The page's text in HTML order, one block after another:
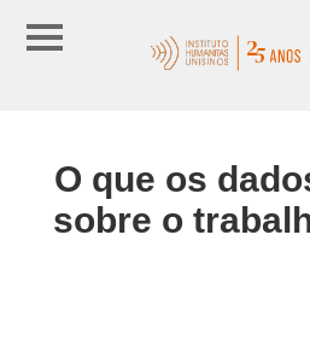
O que os
sobre o